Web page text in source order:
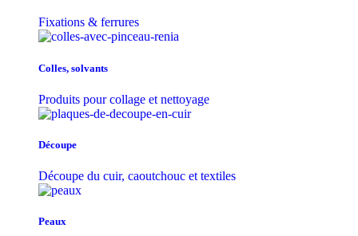
Fixations & ferrures
Colles, solvants
Produits pour collage et nettoyage
Découpe
Découpe du cuir, caoutchouc et textiles
Peaux